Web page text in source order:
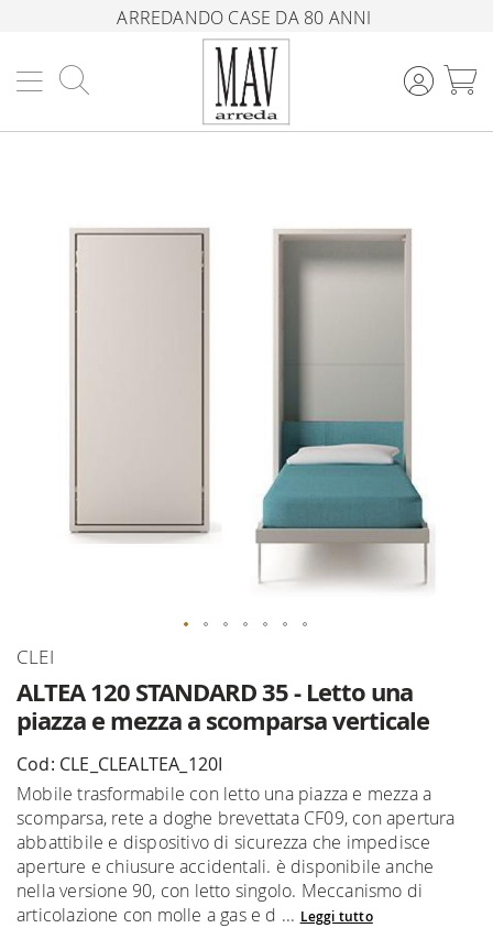
ARREDANDO CASE DA 80 ANNI
ALTEA 120 STANDARD 35 - Letto una
piazza e mezza a scomparsa verticale
CLEI
Cod: CLE_CLEALTEA_120I
Mobile trasformabile con letto una piazza e mezza a
scomparsa, rete a doghe brevettata CF09, con apertura
abbattibile e dispositivo di sicurezza che impedisce
aperture e chiusure accidentali. è disponibile anche
nella versione 90, con letto singolo. Meccanismo di
articolazione con molle a gas e d ... Leggi tutto
galleria
immagini
Vai
della
galleria
immagini